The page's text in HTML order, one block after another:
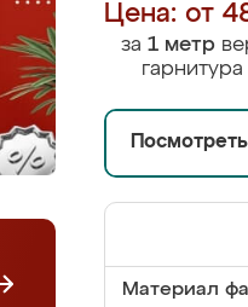
Цена: от
за 1 метр
Материал